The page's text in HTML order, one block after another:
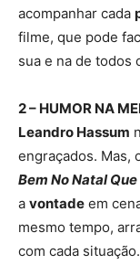
acompanhar cada
filme, que pode
sua e na de todos
2 – HUMOR NA
Leandro Hassum
engraçados. Mas,
Bem No Natal Que
a vontade em
mesmo tempo,
com cada